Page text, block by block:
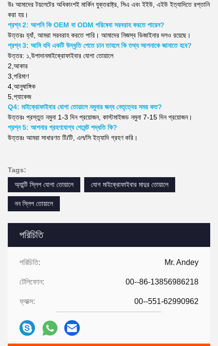
পরিচিতি
পরিচিতি: Mr. Andey
টেলিফোন: 00--86-13856986218
ফ্যাক্স: 00--551-62990962
উঃ আমাদের টয়লেটের অধিকাংশই মার্কিন যুক্তরাষ্ট্র, সিএ এবং ইইউ, এইউ ইত্যাদিতে রপ্তানি
করা হয়।
প্রশ্ন 2: আপনি কি OEM বা ODM পরিষেবা সরবরাহ করতে পারেন?
উত্তরঃ হ্যাঁ, আমরা সরবরাহ করতে পারি। আমাদের নিজস্ব ডিজাইনার দলও রয়েছে।
প্রশ্ন 3: আমি যদি একটি উদ্ধৃতি পেতে চান তাহলে কি তথ্য আপনাকে জানাতে হবে?
উত্তর: ১,উপাদানমাইক্রোফাইবার যোগা তোয়ালে
2,আকার
3,পরিমাণ
4,আনুষাঙ্গিক
5,প্যাকেজ
Q4: মাইক্রোফাইবার যোগা তোয়ালে নমুনার জন্য নেতৃত্বের সময় কত?
উত্তরঃ প্রস্তুত নমুনা 1-3 দিন প্রয়োজন, কাস্টমাইজড নমুনা 7-15 দিন প্রয়োজন।
প্রশ্ন 5: আপনার গ্রহণযোগ্য পেমেন্ট পদ্ধতি কি?
উত্তরঃ আমরা সাধারণত টি/টি, এল/সি ইত্যাদি গ্রহণ করি।
Tags:
অ্যান্টি স্লিপ যোগা তোয়ালে
যোগ মাইক্রোফাইবার মাদুর তোয়ালে
নন স্লিপ তোয়ালে